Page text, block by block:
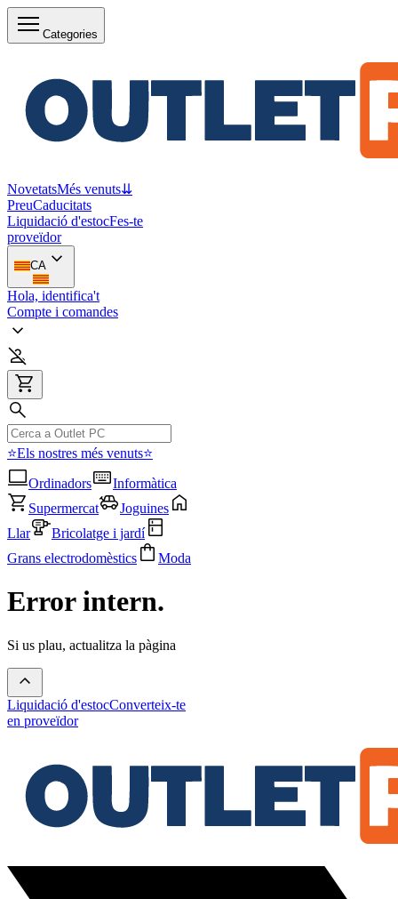
Categories
NovetatsMés venuts⇊
PreuCaducitats
Liquidació d'estocFes-te
proveïdor
CA
Hola, identifica't
Compte i comandes
⭐Els nostres més venuts⭐
Ordinadors
Informàtica
Supermercat
Joguines
Llar
Bricolatge i jardí
Grans electrodomèstics
Moda
Error intern.
Si us plau, actualitza la pàgina
Liquidació d'estocConverteix-te
en proveïdor